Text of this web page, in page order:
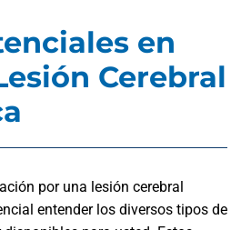
en
Cerebral
por una lesión cerebral
entender los diversos tipos de